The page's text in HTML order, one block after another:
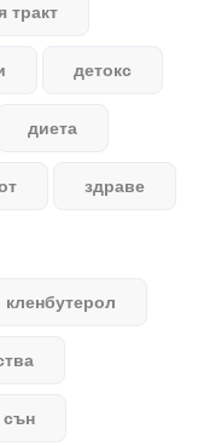
тракт
детокс
диета
здраве
кленбутерол
сън